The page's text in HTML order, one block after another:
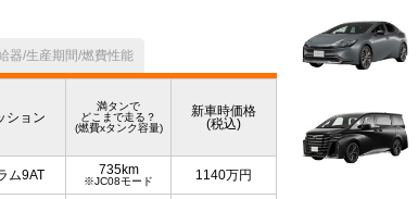
器/生産期間/燃費性能
ション
満タンで
どこまで走る？
(燃費xタンク容量)
新車時価格
(税込)
ム9AT 735km
※JC08モード 1140万円